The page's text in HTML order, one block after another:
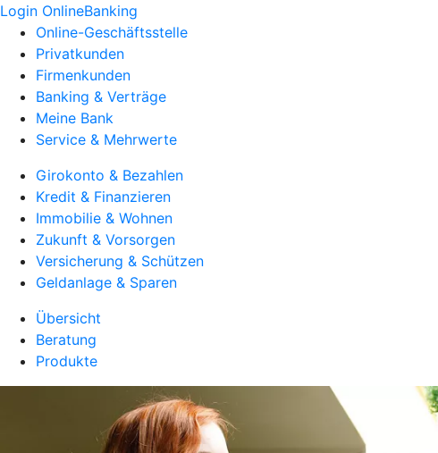
Login OnlineBanking
Online-Geschäftsstelle
Privatkunden
Firmenkunden
Banking & Verträge
Meine Bank
Service & Mehrwerte
Girokonto & Bezahlen
Kredit & Finanzieren
Immobilie & Wohnen
Zukunft & Vorsorgen
Versicherung & Schützen
Geldanlage & Sparen
Übersicht
Beratung
Produkte